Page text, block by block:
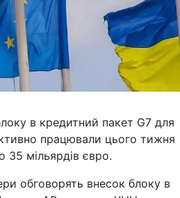
в кредитний пакет G7 для
працювали цього тижня
35 мільярдів євро.
обговорять внесок блоку в